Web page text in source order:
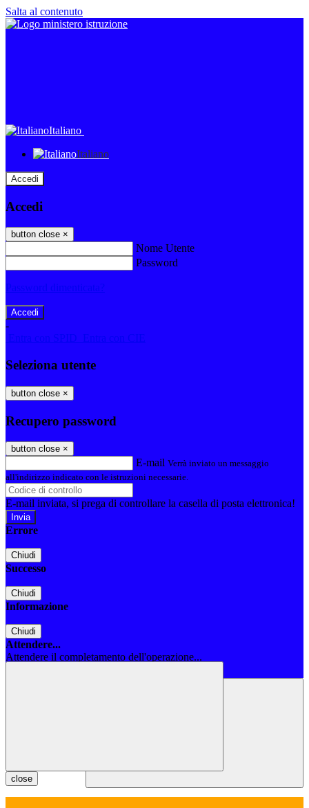
Salta al contenuto
Italiano
Italiano
Accedi
Accedi
button close ×
Nome Utente
Password
Password dimenticata?
-
Entra con SPID
Entra con CIE
Seleziona utente
button close ×
Recupero password
button close ×
E-mail Verrà inviato un messaggio
all'indirizzo indicato con le istruzioni necessarie.
E-mail inviata, si prega di controllare la casella di posta elettronica!
Errore
Chiudi
Successo
Chiudi
Informazione
Chiudi
Attendere...
Attendere il completamento dell'operazione...
close